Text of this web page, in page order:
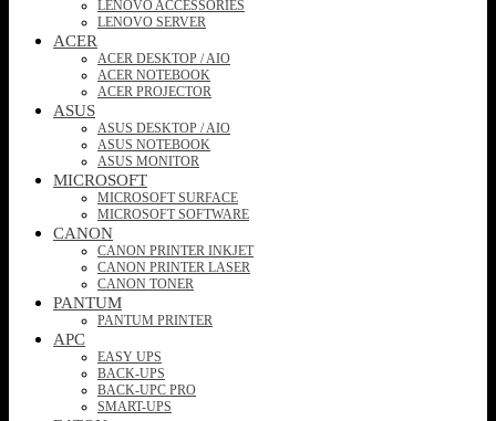
LENOVO ACCESSORIES
LENOVO SERVER
ACER
ACER DESKTOP / AIO
ACER NOTEBOOK
ACER PROJECTOR
ASUS
ASUS DESKTOP / AIO
ASUS NOTEBOOK
ASUS MONITOR
MICROSOFT
MICROSOFT SURFACE
MICROSOFT SOFTWARE
CANON
CANON PRINTER INKJET
CANON PRINTER LASER
CANON TONER
PANTUM
PANTUM PRINTER
APC
EASY UPS
BACK-UPS
BACK-UPC PRO
SMART-UPS